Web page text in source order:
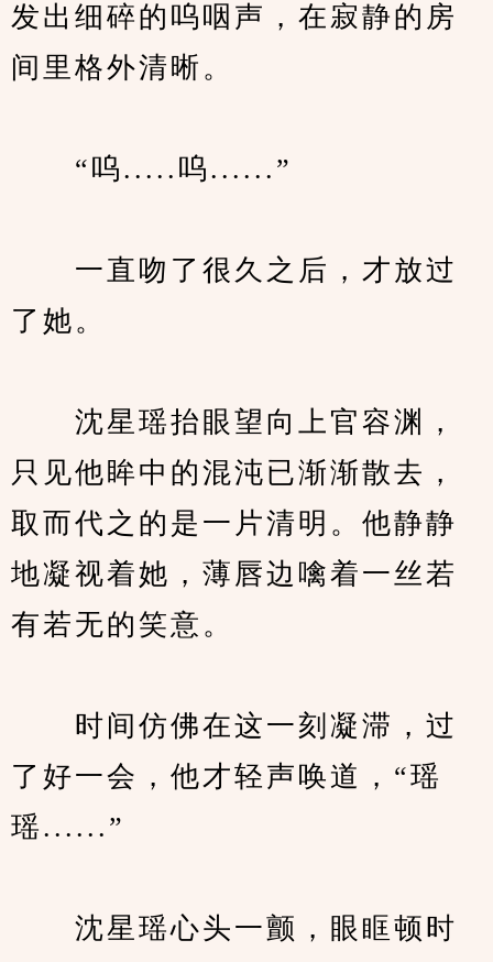
发出细碎的呜咽声，在寂静的房
间里格外清晰。
“呜.....呜......”
一直吻了很久之后，才放过
了她。
沈星瑶抬眼望向上官容渊，
只见他眸中的混沌已渐渐散去，
取而代之的是一片清明。他静静
地凝视着她，薄唇边噙着一丝若
有若无的笑意。
时间仿佛在这一刻凝滞，过
了好一会，他才轻声唤道，“瑶
瑶......”
沈星瑶心头一颤，眼眶顿时